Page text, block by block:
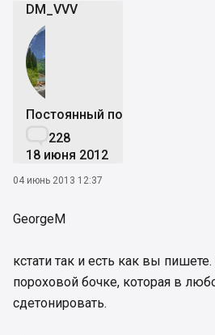
DM_VVV
Постоянный пользователь
228
18 июня 2012
04 июнь 2013 12:37
GeorgeM
кстати так и есть как вы
пороховой бочке, которая в
сдетонировать.